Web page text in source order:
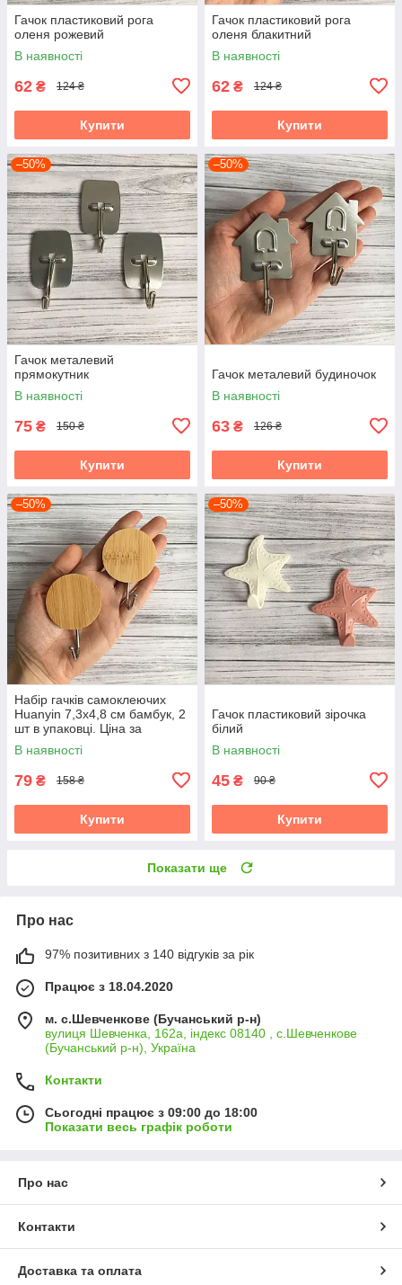
Гачок пластиковий рога
оленя рожевий
В наявності
62 ₴ 124 ₴
Купити
Гачок пластиковий рога
оленя блакитний
В наявності
62 ₴ 124 ₴
Купити
–50%
Гачок металевий
прямокутник
В наявності
75 ₴ 150 ₴
Купити
–50%
Гачок металевий будиночок
В наявності
63 ₴ 126 ₴
Купити
–50%
Набір гачків самоклеючих
Huanyin 7,3х4,8 см бамбук, 2
шт в упаковці. Ціна за
упаковку.
В наявності
79 ₴ 158 ₴
Купити
–50%
Гачок пластиковий зірочка
білий
В наявності
45 ₴ 90 ₴
Купити
Показати ще
Про нас
97% позитивних з 140 відгуків за рік
Працює з 18.04.2020
м. с.Шевченкове (Бучанський р-н)
вулиця Шевченка, 162а, індекс 08140 , с.Шевченкове
(Бучанський р-н), Україна
Контакти
Сьогодні працює з 09:00 до 18:00
Показати весь графік роботи
Про нас
Контакти
Доставка та оплата